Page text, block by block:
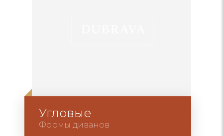
Угловые
Формы диванов